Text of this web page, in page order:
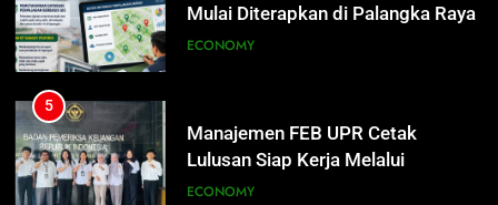
Lulusan Siap Kerja Melalui
Program Magang Berdampak
ECONOMY
6
Kebakaran Hebat Ludeskan
Permukiman di Pasar Besar
Palangka Raya, Diduga Sengaja
HUKUM DAN KRIMINAL
5
Manajemen FEB UPR Cetak